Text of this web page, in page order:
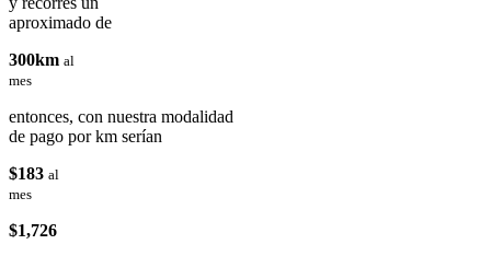
aproximado de
300km al
mes
entonces, con nuestra modalidad
de pago por km serían
$183 al
mes
$1,726